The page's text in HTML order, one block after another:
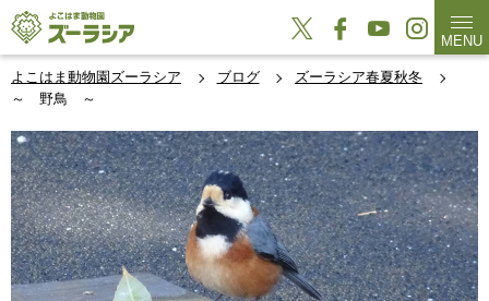
MENU
よこはま動物園ズーラシア ブログ
ズーラシア春夏秋冬
～ 野鳥 ～